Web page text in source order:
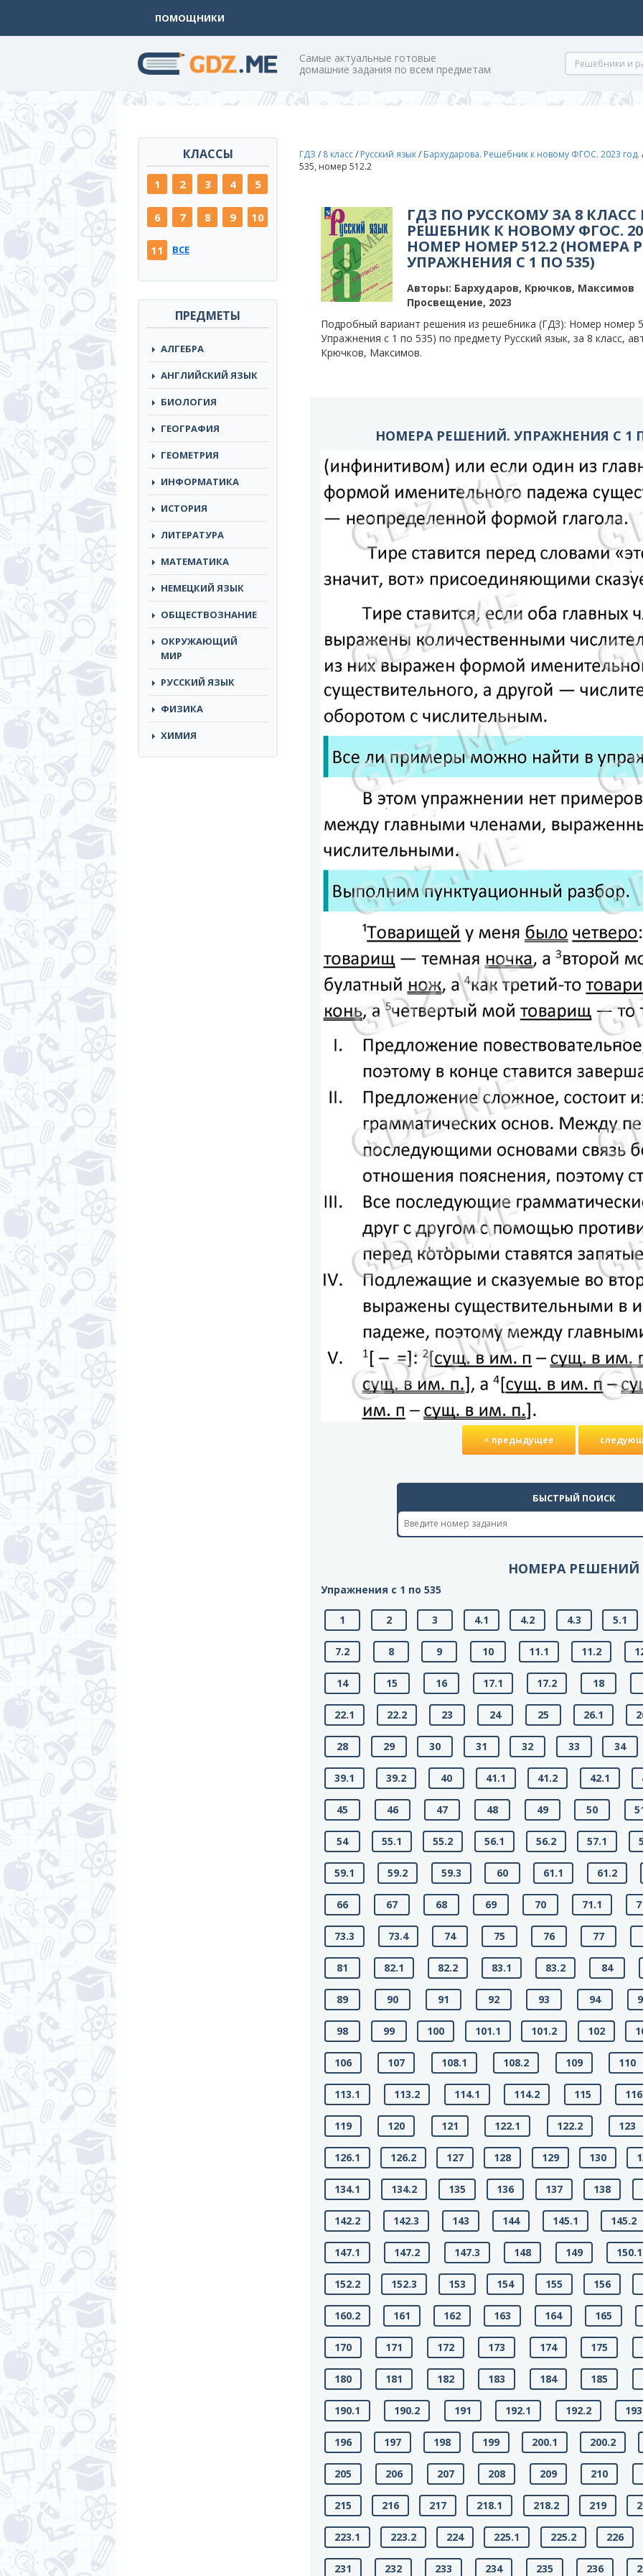
ПОМОЩНИКИ
Cамые актуальные готовые
домашние задания по всем предметам
КЛАССЫ
1 2 3 4 5
6 7 8 9 10
11 ВСЕ
ПРЕДМЕТЫ
АЛГЕБРА
АНГЛИЙСКИЙ ЯЗЫК
БИОЛОГИЯ
ГЕОГРАФИЯ
ГЕОМЕТРИЯ
ИНФОРМАТИКА
ИСТОРИЯ
ЛИТЕРАТУРА
МАТЕМАТИКА
НЕМЕЦКИЙ ЯЗЫК
ОБЩЕСТВОЗНАНИЕ
ОКРУЖАЮЩИЙ
МИР
РУССКИЙ ЯЗЫК
ФИЗИКА
ХИМИЯ
ГДЗ / 8 класс/ Русский язык/ Бархударова. Решебник к новому ФГОС. 2023 год.
535, номер 512.2
ГДЗ ПО РУССКОМУ ЗА 8
РЕШЕБНИК К НОВОМУ ФГОС.
НОМЕР НОМЕР 512.2 (НОМЕРА
УПРАЖНЕНИЯ С 1 ПО 535)
Авторы: Бархударов, Крючков, Максимов
Просвещение, 2023
Подробный вариант решения из решебника (ГДЗ): Номер
Упражнения с 1 по 535) по предмету Русский язык, за 8 класс,
Крючков, Максимов.
НОМЕРА РЕШЕНИЙ. УПРАЖНЕНИЯ С 1
< предыдущее
БЫСТРЫЙ ПОИСК
НОМЕРА РЕШЕНИЙ
Упражнения с 1 по 535
1 2 3 4.1 4.2 4.3 5.1
7.2 8 9 10 11.1 11.2
14 15 16 17.1 17.2 18
22.1 22.2 23 24 25 26.1
28 29 30 31 32 33 34
39.1 39.2 40 41.1 41.2 42.1
45 46 47 48 49 50
54 55.1 55.2 56.1 56.2 57.1
59.1 59.2 59.3 60 61.1 61.2
66 67 68 69 70 71.1
73.3 73.4 74 75 76 77
81 82.1 82.2 83.1 83.2 84
89 90 91 92 93 94
98 99 100 101.1 101.2 102
106 107 108.1 108.2 109 110
113.1 113.2 114.1 114.2 115 116
119 120 121 122.1 122.2 123
126.1 126.2 127 128 129 130
134.1 134.2 135 136 137 138
142.2 142.3 143 144 145.1 145.2
147.1 147.2 147.3 148 149 150.1
152.2 152.3 153 154 155 156
160.2 161 162 163 164 165
170 171 172 173 174 175
180 181 182 183 184 185
190.1 190.2 191 192.1 192.2 193
196 197 198 199 200.1 200.2
205 206 207 208 209 210
215 216 217 218.1 218.2 219
223.1 223.2 224 225.1 225.2 226
231 232 233 234 235 236